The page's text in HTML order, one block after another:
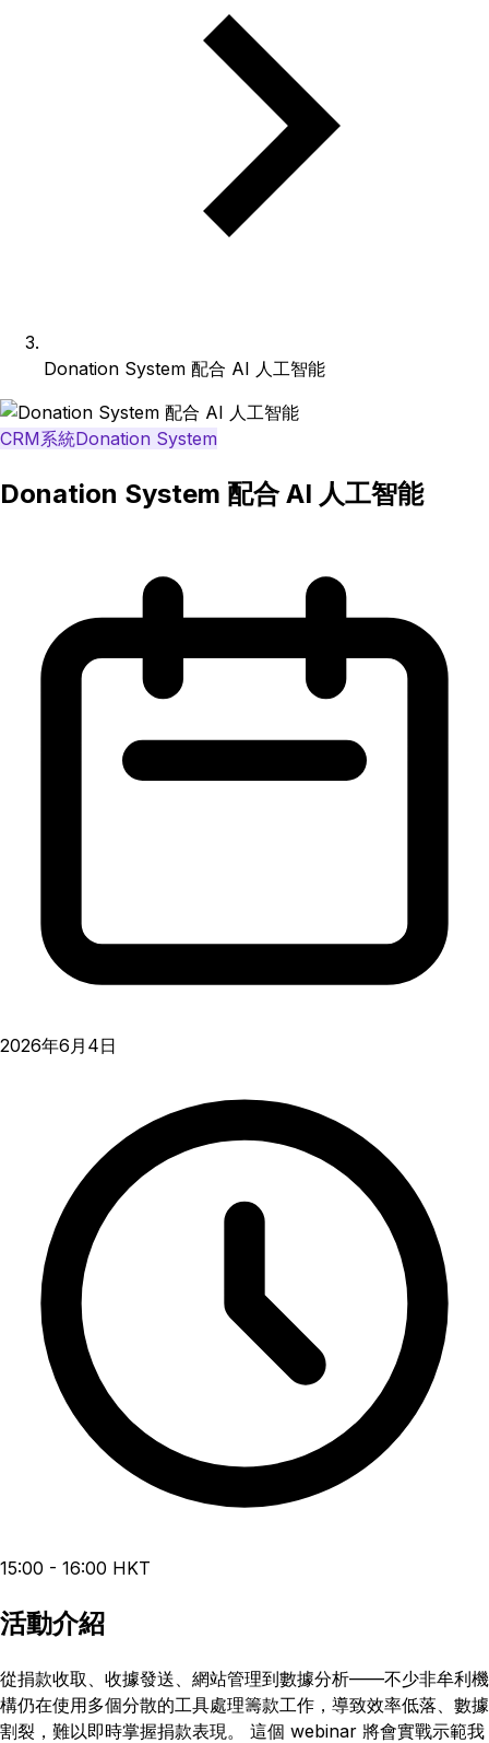
Donation System 配合 AI 人工智能
CRM系統Donation System
Donation System 配合 AI 人工智能
2026年6月4日
15:00 - 16:00 HKT
活動介紹
從捐款收取、收據發送、網站管理到數據分析——不少非牟利機
構仍在使用多個分散的工具處理籌款工作，導致效率低落、數據
割裂，難以即時掌握捐款表現。 這個 webinar 將會實戰示範我